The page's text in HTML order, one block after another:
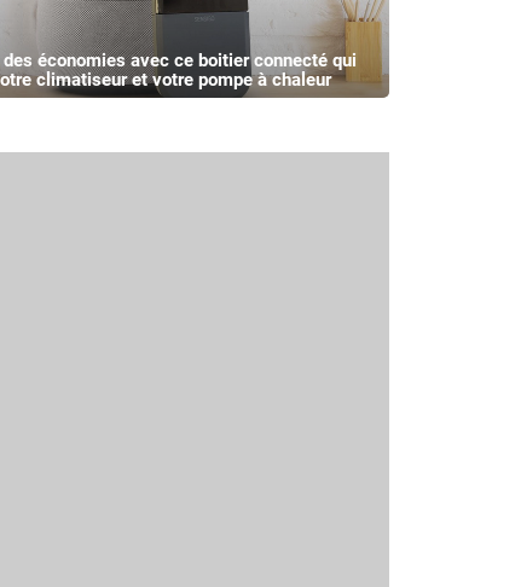
des économies avec ce boitier connecté qui
climatiseur et votre pompe à chaleur